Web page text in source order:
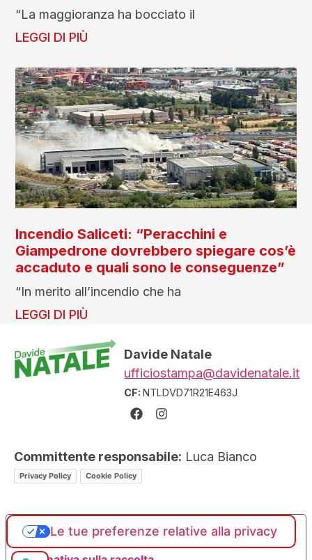
“La maggioranza ha bocciato il
LEGGI DI PIÙ
Incendio Saliceti: “Peracchini e
Giampedrone dovrebbero spiegare cos’è
accaduto e quali sono le conseguenze”
“In merito all’incendio che ha
LEGGI DI PIÙ
Davide Natale
ufficiostampa@davidenatale.it
CF:NTLDVD71R21E463J
Committente responsabile: Luca Bianco
Privacy Policy Cookie Policy
Le tue preferenze relative alla privacy